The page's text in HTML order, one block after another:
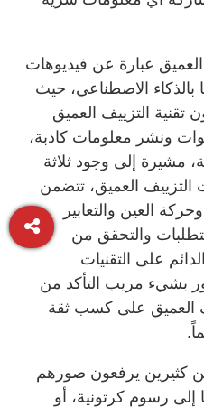
عبارة عن فيديوهات
بالذكاء الاصطناعي، حيث
تقنية التزييف العميق
ونشر معلومات كاذبة،
مشيرة إلى وجود ثلاثة
التزييف العميق، تتضمن
العين والتعابير
والتحقق من
على التقنيات
بشيء مريب التأكد من
العميق على كسب ثقة
كثيرين يرفعون صورهم
إلى رسوم كرتونية، أو